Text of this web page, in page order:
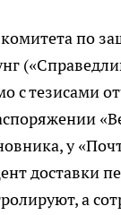
по
с тезисами
у
доставки
а